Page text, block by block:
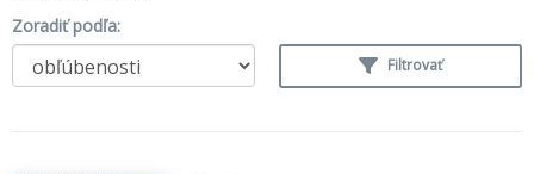
Zoradiť podľa:
Filtrovať